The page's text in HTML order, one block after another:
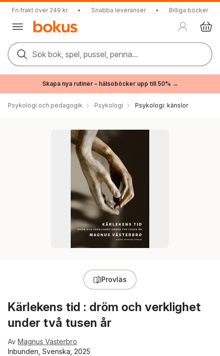
Fri frakt över 249 kr • Snabba leveranser • Billiga böcker
Sök bok, spel, pussel, penna...
Skapa nya rutiner – hälsoböcker upp till 50% →
Psykologi och pedagogik Psykologi Psykologi: känslor
Provläs
Kärlekens tid : dröm och verklighet
under två tusen år
Av Magnus Västerbro
Inbunden, Svenska, 2025